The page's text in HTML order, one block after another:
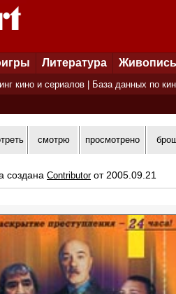
Литература Живопись
кино и сериалов База данных по
смотрю просмотрено
создана Contributorот 2005.09.21